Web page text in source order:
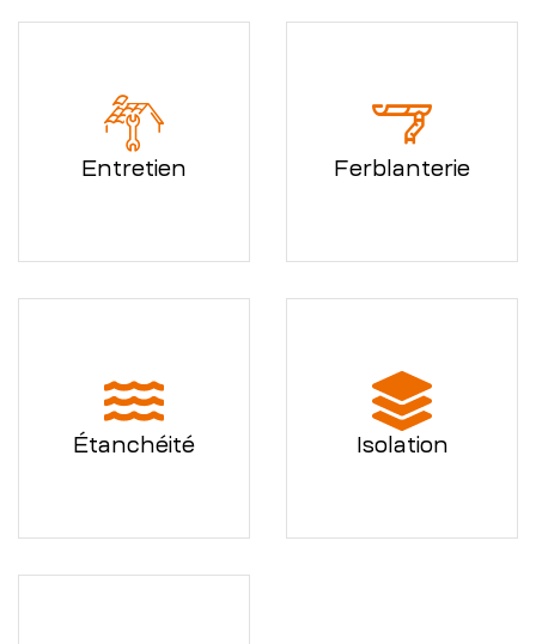
Entretien Ferblanterie
Étanchéité Isolation